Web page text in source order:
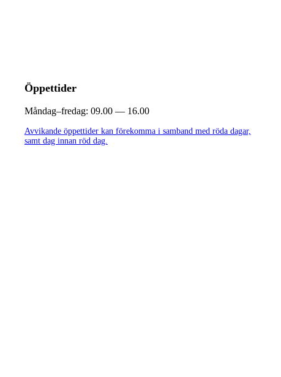
Öppettider
Måndag–fredag: 09.00 — 16.00
Avvikande öppettider kan förekomma i samband med röda dagar,
samt dag innan röd dag.